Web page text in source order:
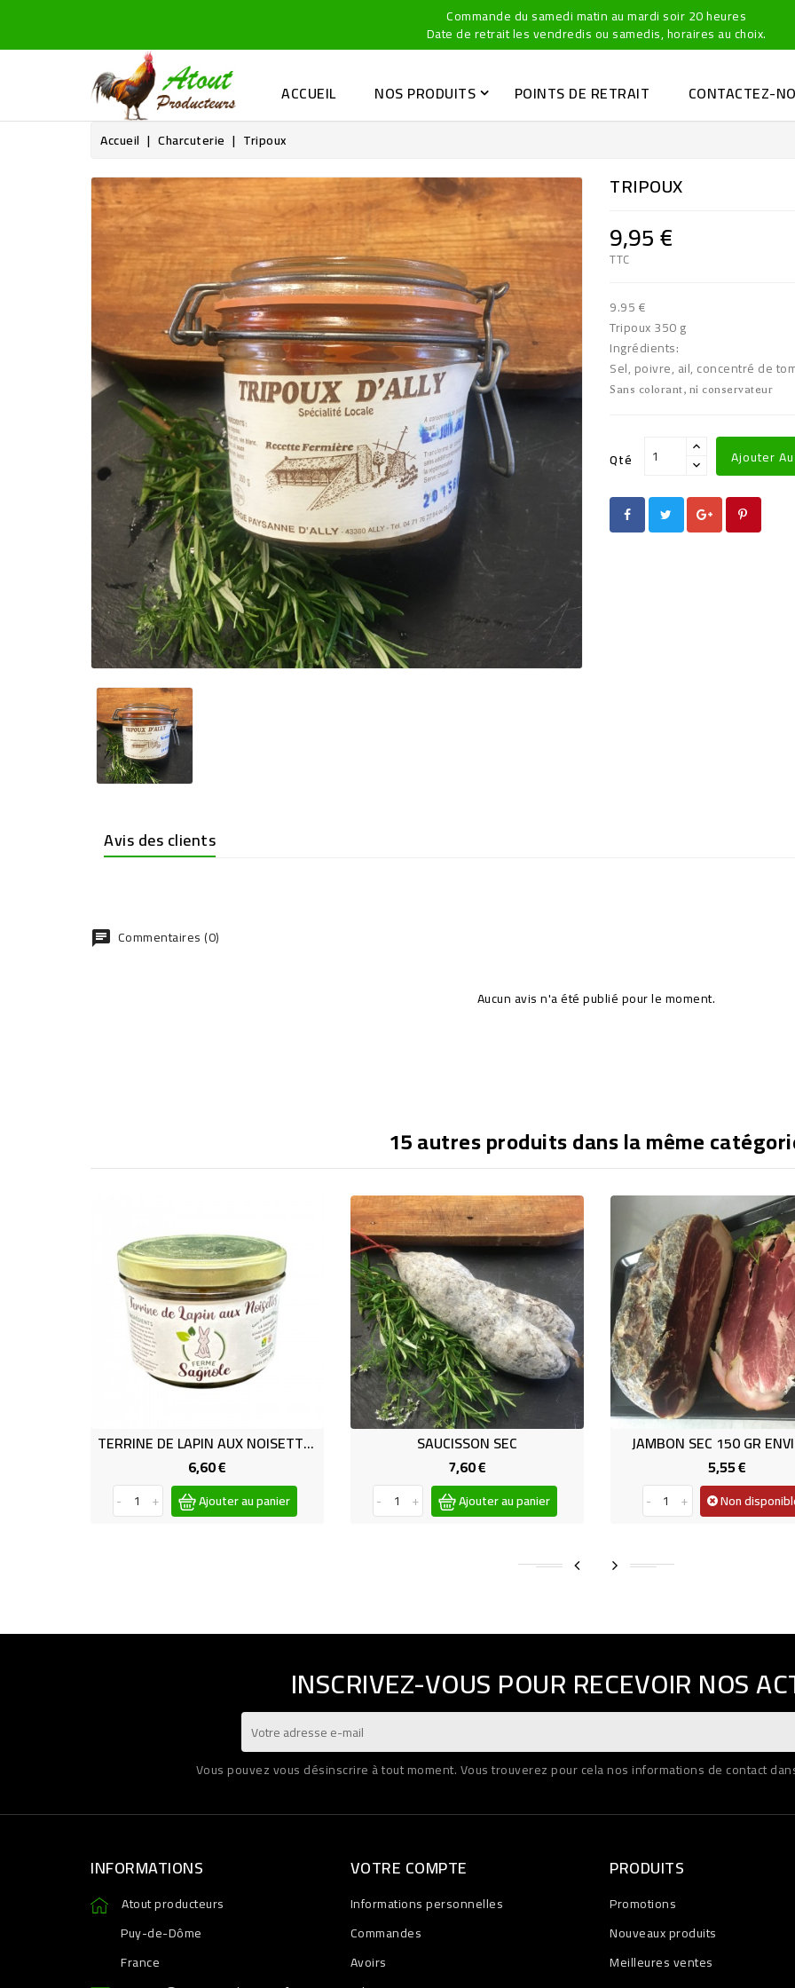
Commande du samedi matin au mardi soir 20 heures
Date de retrait les vendredis ou samedis, horaires au choix.
ACCUEIL NOS PRODUITS POINTS DE RETRAIT CONTACTEZ-
Accueil Charcuterie Tripoux
TRIPOUX
9,95 €
TTC
9.95 €
Tripoux 350 g
Ingrédients:
Sel, poivre, ail, concentré de
Sans colorant, ni conservateur
Qté Ajouter
Avis des clients
chat Commentaires (0)
Aucun avis n'a été publié pour le moment.
15 autres produits dans la même
TERRINE DE LAPIN AUX NOISETTES
6,60 €
-
+ Ajouter au panier
SAUCISSON SEC
7,60 €
-
+ Ajouter au panier
JAMBON SEC 150 GR
5,55 €
-
+ Non
INSCRIVEZ-VOUS POUR RECEVOIR NOS
Vous pouvez vous désinscrire à tout moment. Vous trouverez pour cela nos informations de contact
INFORMATIONS
Atout producteurs
Puy-de-Dôme
France
VOTRE COMPTE
Informations personnelles
Commandes
Avoirs
PRODUITS
Promotions
Nouveaux produits
Meilleures ventes